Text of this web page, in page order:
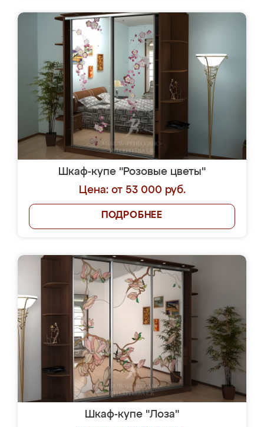
Шкаф-купе "Розовые цветы"
Цена: от 53 000 руб.
ПОДРОБНЕЕ
Шкаф-купе "Лоза"